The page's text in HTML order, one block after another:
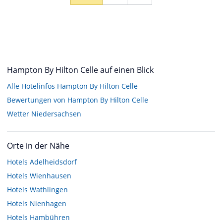
Hampton By Hilton Celle auf einen Blick
Alle Hotelinfos Hampton By Hilton Celle
Bewertungen von Hampton By Hilton Celle
Wetter Niedersachsen
Orte in der Nähe
Hotels Adelheidsdorf
Hotels Wienhausen
Hotels Wathlingen
Hotels Nienhagen
Hotels Hambühren